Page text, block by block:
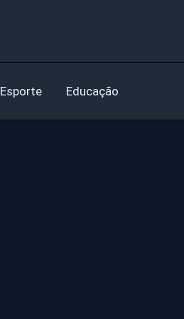
Esporte Educação